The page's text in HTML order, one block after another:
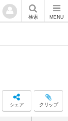
検索 MENU
シェア クリップ